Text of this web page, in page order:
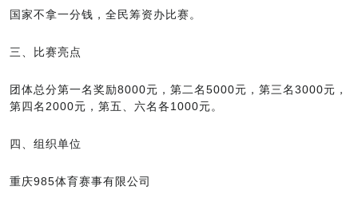
国家不拿一分钱，全民筹资办比赛。
三、比赛亮点
团体总分第一名奖励8000元，第二名5000元，第三名3000元，
第四名2000元，第五、六名各1000元。
四、组织单位
重庆985体育赛事有限公司